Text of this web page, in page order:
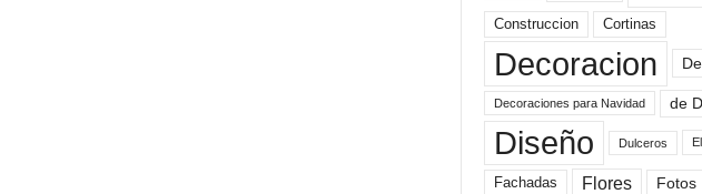
Construccion Cortinas
Decoracion
Decoraciones para Navidad de
Diseño Dulceros
Fachadas Flores Fotos